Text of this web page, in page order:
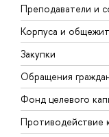
Преподаватели и
Корпуса и
Закупки
Обращения
Фонд целевого
Противодействие